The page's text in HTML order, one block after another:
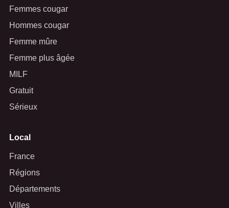
Femmes cougar
Hommes cougar
Femme mûre
Femme plus âgée
MILF
Gratuit
Sérieux
Local
France
Régions
Départements
Villes